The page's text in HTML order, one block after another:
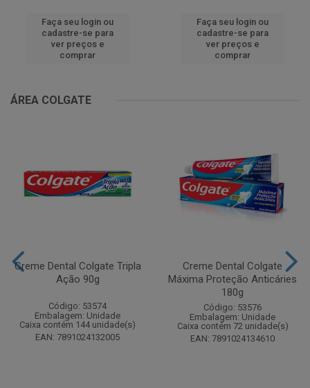
Faça seu login ou
cadastre-se para
ver preços e
comprar
Faça seu login ou
cadastre-se para
ver preços e
comprar
ÁREA COLGATE
Creme Dental Colgate Tripla
Ação 90g
Código: 53574
Embalagem: Unidade
Caixa contém 144 unidade(s)
EAN: 7891024132005
Creme Dental Colgate
Máxima Proteção Anticáries
180g
Código: 53576
Embalagem: Unidade
Caixa contém 72 unidade(s)
EAN: 7891024134610